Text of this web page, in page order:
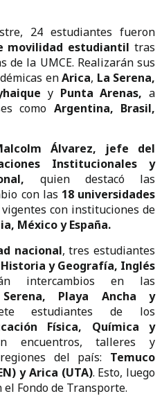
24 estudiantes fueron
movilidad estudiantil tras
de la UMCE. Realizarán sus
enArica, La Serena,
y Punta Arenas,a
como Argentina, Brasil,
Álvarez, jefe del
Institucionales y
quien destacó las
con las 18 universidades
con instituciones de
México y España.
nacional, tres estudiantes
y Geografía, Inglés
intercambios en las
Playa Ancha y
estudiantes de los
Física, Química y
encuentros, talleres y
del país: Temuco
y Arica (UTA). Esto, luego
Fondo de Transporte.